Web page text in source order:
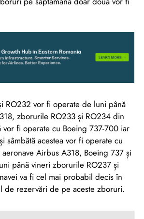
RO232 vor fi operate de luni până
zborurile RO233 și RO234 din
fi operate cu Boeing 737-700 iar
sâmbătă acestea vor fi operate cu
Airbus A318, Boeing 737 și
până vineri zborurile RO237 și
va fi cel mai probabil decis în
de rezervări de pe aceste zboruri.